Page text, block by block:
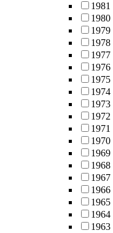
1981
1980
1979
1978
1977
1976
1975
1974
1973
1972
1971
1970
1969
1968
1967
1966
1965
1964
1963